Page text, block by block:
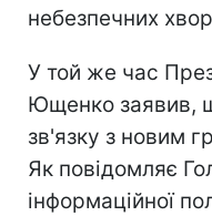
небезпечних
У той же час
Ющенко заявив,
зв'язку з новим
Як повідомляє
інформаційної